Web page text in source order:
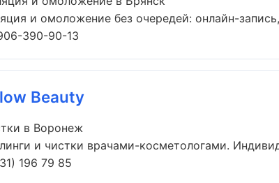
и омоложение без очередей: онлайн-
390-90-13
Beauty
в Воронеж
и чистки врачами-косметологами.
196 79 85